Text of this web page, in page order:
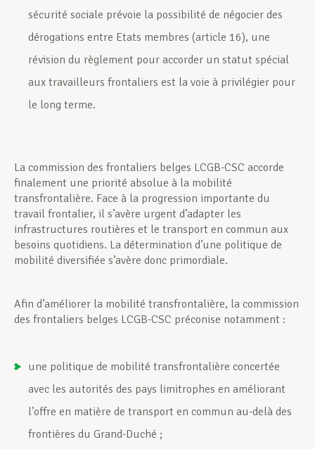
sécurité sociale prévoie la possibilité de négocier des
dérogations entre Etats membres (article 16), une
révision du règlement pour accorder un statut spécial
aux travailleurs frontaliers est la voie à privilégier pour
le long terme.
La commission des frontaliers belges LCGB-CSC accorde
finalement une priorité absolue à la mobilité
transfrontalière. Face à la progression importante du
travail frontalier, il s’avère urgent d’adapter les
infrastructures routières et le transport en commun aux
besoins quotidiens. La détermination d’une politique de
mobilité diversifiée s’avère donc primordiale.
Afin d’améliorer la mobilité transfrontalière, la commission
des frontaliers belges LCGB-CSC préconise notamment :
une politique de mobilité transfrontalière concertée
avec les autorités des pays limitrophes en améliorant
l’offre en matière de transport en commun au-delà des
frontières du Grand-Duché ;